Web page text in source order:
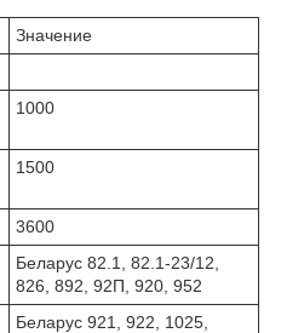
Значение
1000
1500
3600
Беларус 82.1, 82.1-23/12,
826, 892, 92П, 920, 952
Беларус 921, 922, 1025,